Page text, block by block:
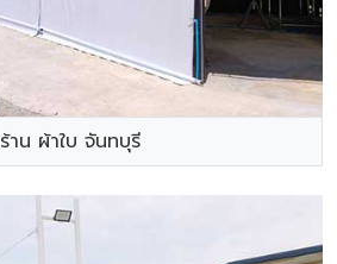
ร้าน ผ้าใบ จันทบุรี